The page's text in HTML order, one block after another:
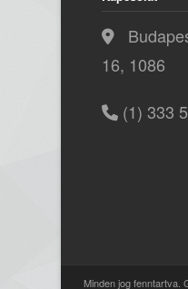
16, 1086
(1) 333
Minden jog fenntartva.